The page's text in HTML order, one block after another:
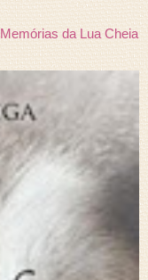
Memórias da Lua Cheia